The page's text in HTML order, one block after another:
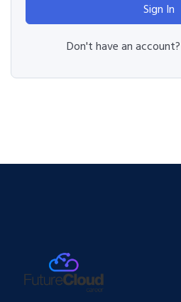
Sign In
Don't have an account?